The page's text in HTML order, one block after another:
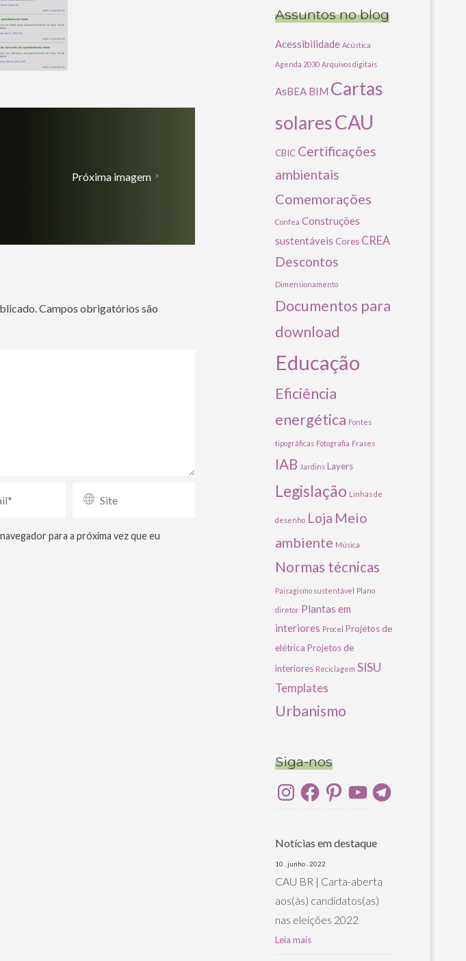
Próxima imagem
Campos obrigatórios são
para a próxima vez que eu
Assuntos no blog
Acessibilidade Acústica
Agenda 2030 Arquivos digitais
AsBEA BIM Cartas
solaresCAU
CBIC Certificações
ambientais
Comemorações
Confea Construções
sustentáveis Cores CREA
Descontos
Dimensionamento
Documentos para
download
Educação
Eficiência
energética Fontes
tipográficas Fotografia Frases
IAB Jardins Layers
Legislação Linhas de
desenho Loja Meio
ambiente Música
Normas técnicas
Paisagismo sustentável Plano
diretor Plantas em
interiores Procel Projetos de
elétrica Projetos de
interiores Reciclagem SISU
Templates
Urbanismo
Siga-nos
InstagramFacebookPinterestYouTubeTelegram
Notícias em destaque
10 . junho . 2022
CAU BR | Carta-aberta
aos(às) candidatos(as)
nas eleições 2022
Leia mais